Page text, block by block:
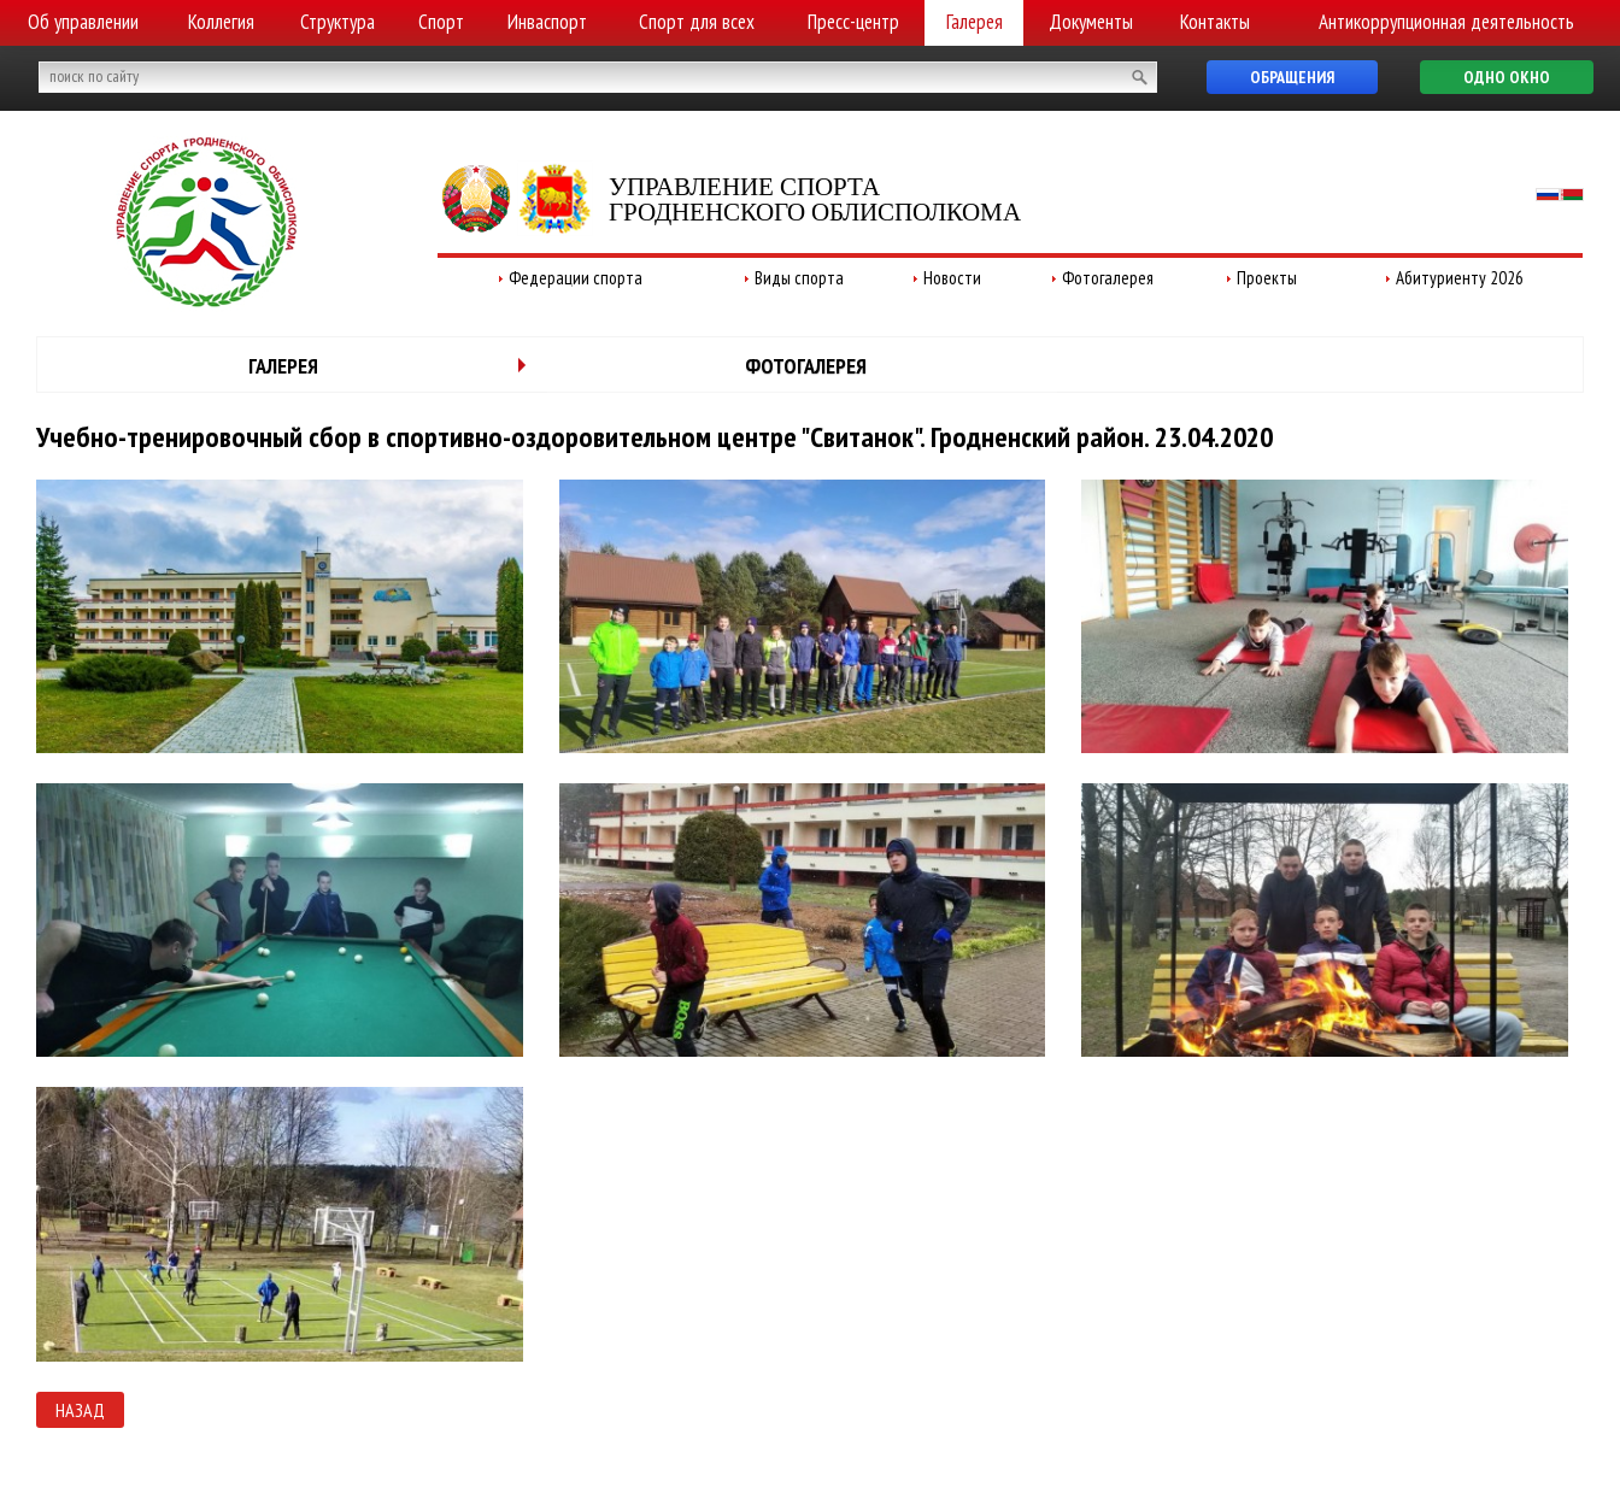
Об управлении Коллегия Структура Спорт Инваспорт Спорт для всех Пресс-центр Галерея Документы Контакты Антикоррупционная деятельность
ОБРАЩЕНИЯ ОДНО ОКНО
УПРАВЛЕНИЕ СПОРТА
ГРОДНЕНСКОГО ОБЛИСПОЛКОМА
Федерации спорта Виды спорта Новости Фотогалерея Проекты Абитуриенту 2026
ГАЛЕРЕЯ ФОТОГАЛЕРЕЯ
Учебно-тренировочный сбор в спортивно-оздоровительном центре "Свитанок". Гродненский район. 23.04.2020
НАЗАД